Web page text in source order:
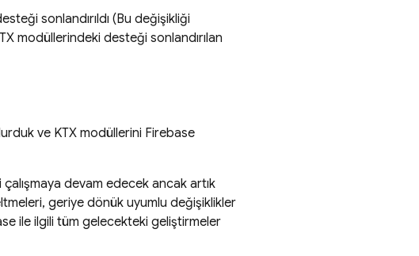
sonlandırıldı (Bu değişikliği
modüllerindeki desteği sonlandırılan
ve KTX modüllerini Firebase
çalışmaya devam edecek ancak artık
geriye dönük uyumlu değişiklikler
ile ilgili tüm gelecekteki geliştirmeler